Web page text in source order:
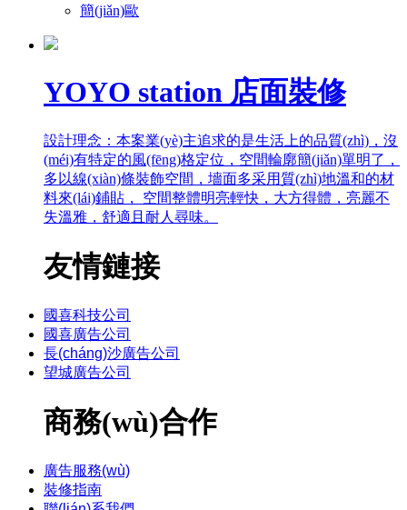
簡(jiǎn)歐
YOYO station 店面裝修
設計理念：本案業(yè)主追求的是生活上的品質(zhì)，沒
(méi)有特定的風(fēng)格定位，空間輪廓簡(jiǎn)單明了，
多以線(xiàn)條裝飾空間，墻面多采用質(zhì)地溫和的材
料來(lái)鋪貼， 空間整體明亮輕快，大方得體，亮麗不
失溫雅，舒適且耐人尋味。
友情鏈接
國喜科技公司
國喜廣告公司
長(cháng)沙廣告公司
望城廣告公司
商務(wù)合作
廣告服務(wù)
裝修指南